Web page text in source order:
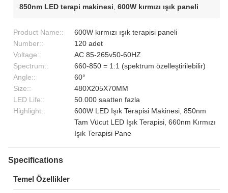
850nm LED terapi makinesi 600W kırmızı ışık paneli
Product Name::
600W kırmızı ışık terapisi paneli
Number::
120 adet
Voltage::
AC 85-265v50-60HZ
Spectrum::
660-850 = 1:1 (spektrum özelleştirilebilir)
Angle::
60°
Size::
480X205X70MM
LED Life::
50.000 saatten fazla
Highlight::
600W LED Işık Terapisi Makinesi, 850nm
Tam Vücut LED Işık Terapisi, 660nm Kırmızı
Işık Terapisi Pane
Specifications
Temel Özellikler